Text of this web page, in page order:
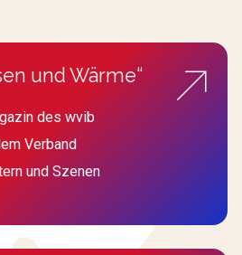
und Wärme“
des wvib
Verband
und Szenen